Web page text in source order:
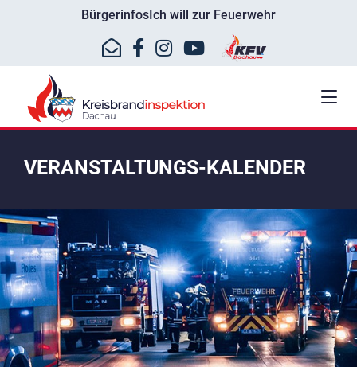
BürgerinfosIch will zur Feuerwehr
VERANSTALTUNGS-KALENDER